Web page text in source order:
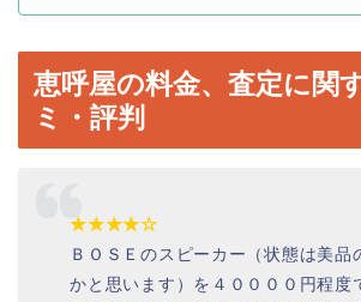
恵呼屋の料金、査定に関
ミ・評判
★★★★☆
ＢＯＳＥのスピーカー（状態は美品
かと思います）を４００００円程度